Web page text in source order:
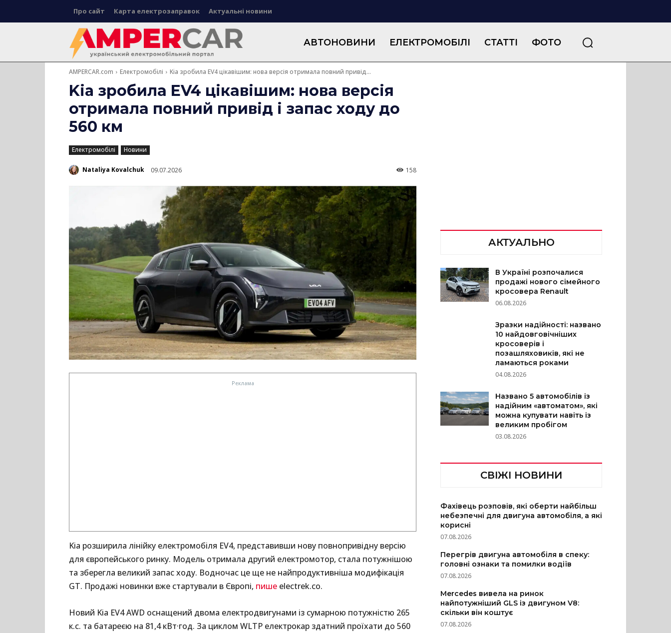
Про сайт Карта електрозаправок Актуальні новини
АВТОНОВИНИ ЕЛЕКТРОМОБІЛІ СТАТТІ ФОТО
AMPERCAR.com Електромобілі Kia зробила EV4 цікавішим: нова версія отримала повний привід...
Kia зробила EV4 цікавішим: нова версія
отримала повний привід і запас ходу до
560 км
Електромобілі Новини
Nataliya Kovalchuk 09.07.2026 158
Kia розширила лінійку електромобіля EV4, представивши нову повнопривідну версію
для європейського ринку. Модель отримала другий електромотор, стала потужнішою
та зберегла великий запас ходу. Водночас це ще не найпродуктивніша модифікація
GT. Продажі новинки вже стартували в Європі, пише electrek.co.
Новий Kia EV4 AWD оснащений двома електродвигунами із сумарною потужністю 265
к.с. та батареєю на 81,4 кВт·год. За циклом WLTP електрокар здатний проїхати до 560
АКТУАЛЬНО
В Україні розпочалися
продажі нового сімейного
кросовера Renault
06.08.2026
Зразки надійності: названо
10 найдовговічніших
кросоверів і
позашляховиків, які не
ламаються роками
04.08.2026
Названо 5 автомобілів із
надійним «автоматом», які
можна купувати навіть із
великим пробігом
03.08.2026
СВІЖІ НОВИНИ
Фахівець розповів, які оберти найбільш
небезпечні для двигуна автомобіля, а які
корисні
07.08.2026
Перегрів двигуна автомобіля в спеку:
головні ознаки та помилки водіїв
07.08.2026
Mercedes вивела на ринок
найпотужніший GLS із двигуном V8:
скільки він коштує
07.08.2026